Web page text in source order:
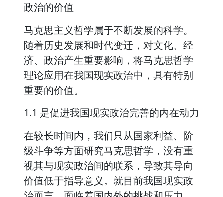
政治的价值
马克思主义哲学属于不断发展的科学。
随着历史发展和时代变迁，对文化、经
济、政治产生重要影响，将马克思哲学
理论应用在我国现实政治中，具有特别
重要的价值。
1.1 是促进我国现实政治完善的内在动力
在较长时间内，我们只从国家利益、阶
级斗争等方面研究马克思哲学，没有重
视其与现实政治间的联系，导致其导向
价值低于指导意义。就目前我国现实政